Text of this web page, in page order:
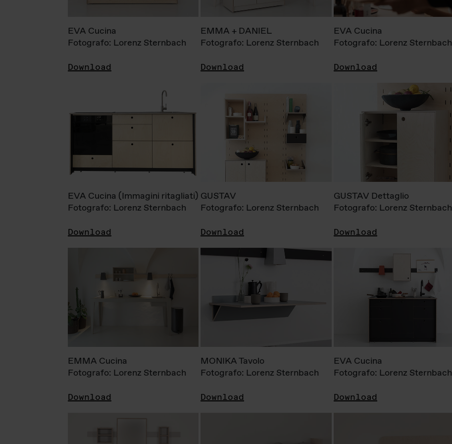
EVA Cucina
Fotografo: Lorenz Sternbach
Download
EMMA + DANIEL
Fotografo: Lorenz Sternbach
Download
EVA Cucina
Fotografo: Lorenz Sternbach
Download
EVA Cucina (Immagini ritagliati)
Fotografo: Lorenz Sternbach
Download
GUSTAV
Fotografo: Lorenz Sternbach
Download
GUSTAV Dettaglio
Fotografo: Lorenz Sternbach
Download
EMMA Cucina
Fotografo: Lorenz Sternbach
Download
MONIKA Tavolo
Fotografo: Lorenz Sternbach
Download
EVA Cucina
Fotografo: Lorenz Sternbach
Download